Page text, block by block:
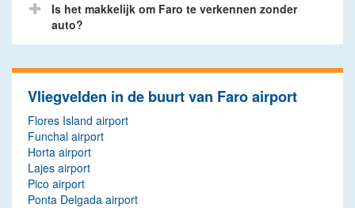
Is het makkelijk om Faro te verkennen zonder
auto?
Vliegvelden in de buurt van Faro airport
Flores Island airport
Funchal airport
Horta airport
Lajes airport
Pico airport
Ponta Delgada airport